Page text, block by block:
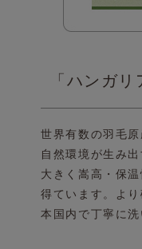
「ハンガ
世界有数の羽毛
自然環境が生み
大きく 嵩高・保
得ています。
よ
本国内で丁寧に洗